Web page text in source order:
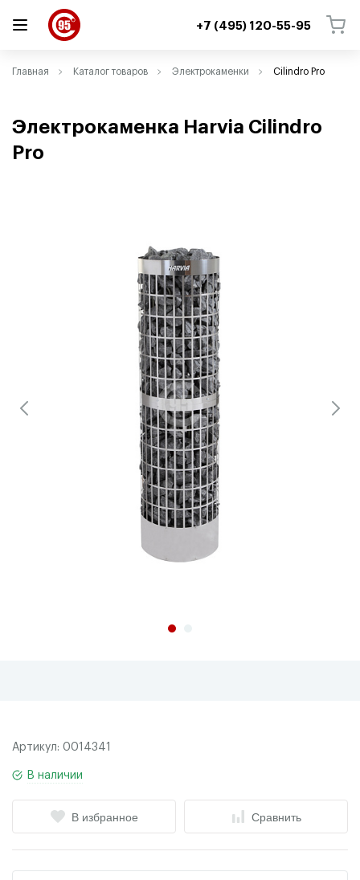
+7 (495) 120-55-95
Главная Каталог товаров Электрокаменки Cilindro Pro
Электрокаменка Harvia Cilindro
Pro
Артикул: 0014341
В наличии
В избранное Сравнить
ВЕРНУТЬСЯ
ВЕРНУТЬСЯ